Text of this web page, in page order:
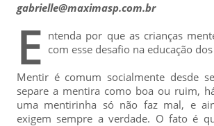
gabrielle@maximasp.com.br
E ntenda por que as crianças
com esse desafio na educação
Mentir é comum socialmente desde
separe a mentira como boa ou ruim,
uma mentirinha só não faz mal, e
exigem sempre a verdade. O fato é